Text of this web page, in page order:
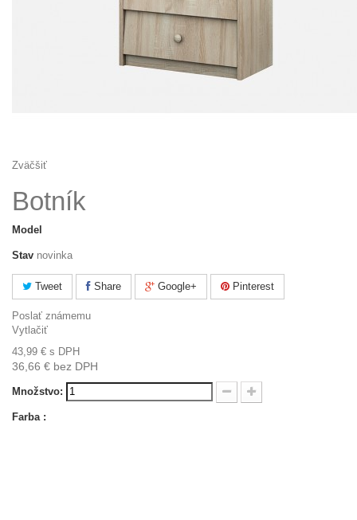
Zväčšiť
Botník
Model
Stav novinka
Tweet Share Google+ Pinterest
Poslať známemu
Vytlačiť
43,99 € s DPH
36,66 € bez DPH
Množstvo:
Farba :